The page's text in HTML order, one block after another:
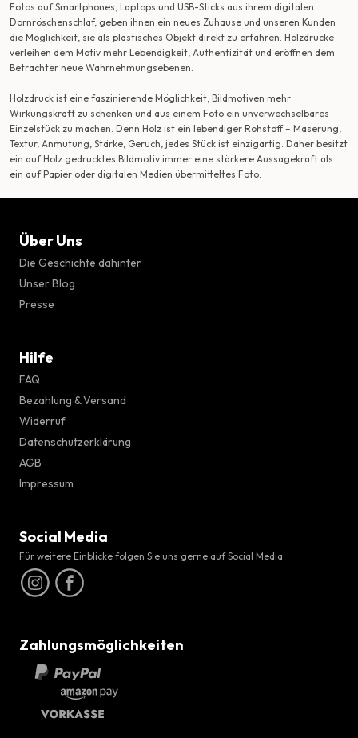
Fotos auf Smartphones, Laptops und USB-Sticks aus ihrem digitalen
Dornröschenschlaf, geben ihnen ein neues Zuhause und unseren Kunden
die Möglichkeit, sie als plastisches Objekt direkt zu erfahren. Holzdrucke
verleihen dem Motiv mehr Lebendigkeit, Authentizität und eröffnen dem
Betrachter neue Wahrnehmungsebenen.
Holzdruck ist eine faszinierende Möglichkeit, Bildmotiven mehr
Wirkungskraft zu schenken und aus einem Foto ein unverwechselbares
Einzelstück zu machen. Denn Holz ist ein lebendiger Rohstoff – Maserung,
Textur, Anmutung, Stärke, Geruch, jedes Stück ist einzigartig. Daher besitzt
ein auf Holz gedrucktes Bildmotiv immer eine stärkere Aussagekraft als
ein auf Papier oder digitalen Medien übermitteltes Foto.
Über Uns
Die Geschichte dahinter
Unser Blog
Presse
Hilfe
FAQ
Bezahlung & Versand
Widerruf
Datenschutzerklärung
AGB
Impressum
Social Media
Für weitere Einblicke folgen Sie uns gerne auf Social Media
Zahlungsmöglichkeiten